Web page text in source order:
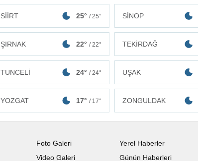
SİİRT 25° / 25° SİNOP
ŞIRNAK 22° / 22° TEKİRDAĞ
TUNCELİ 24° / 24° UŞAK
YOZGAT 17° / 17° ZONGULDAK
Foto Galeri
Video Galeri
Yerel Haberler
Günün Haberleri